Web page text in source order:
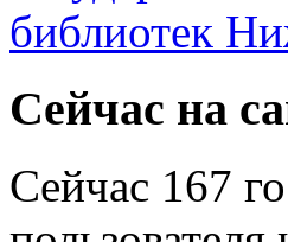
Сейчас на
Сейчас 167